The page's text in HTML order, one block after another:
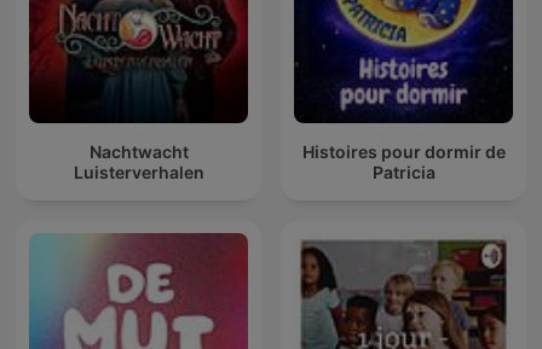
Nachtwacht
Luisterverhalen
Histoires pour dormir de
Patricia